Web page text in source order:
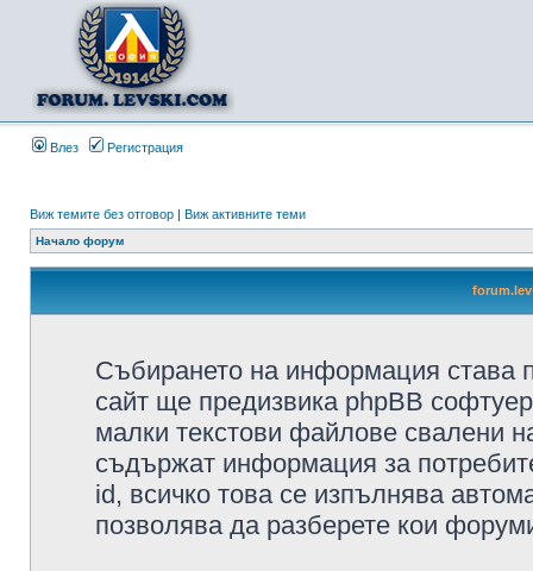
Влез Регистрация
Виж темите без отговор | Виж активните теми
Начало форум
Събирането на информация става
сайт ще предизвика phpBB
малки текстови файлове свалени
съдържат информация за
id, всичко това се изпълнява
позволява да разберете кои